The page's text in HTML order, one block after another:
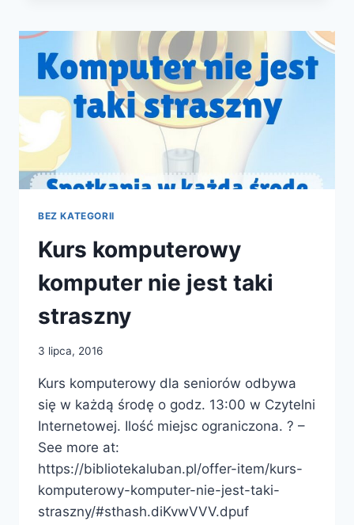
BEZ KATEGORII
Kurs komputerowy
komputer nie jest taki
straszny
3 lipca, 2016
Kurs komputerowy dla seniorów odbywa
się w każdą środę o godz. 13:00 w Czytelni
Internetowej. Ilość miejsc ograniczona. ? –
See more at:
https://bibliotekaluban.pl/offer-item/kurs-
komputerowy-komputer-nie-jest-taki-
straszny/#sthash.diKvwVVV.dpuf